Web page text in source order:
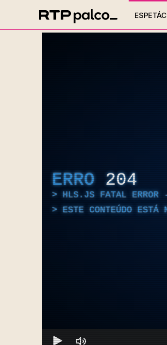
ERRO 204
HLS.JS FATAL ERROR -
ESTE CONTEÚDO ESTÁ